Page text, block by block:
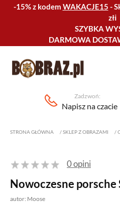
-15% z kodem WAKACJE15 -
złℹ️
SZYBKA
DARMOWA
Zadzwoń:
Napisz na czacie
STRONA GŁÓWNA /SKLEP Z OBRAZAMI /
0 opini
Nowoczesne porsche
autor: Moose